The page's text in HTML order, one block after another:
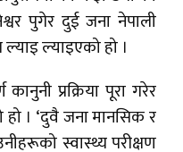
पुगेर दुई जना नेपाली
ल्याइ ल्याइएको हो ।
प्रक्रिया पूरा गरेर
हो । ‘दुवै जना मानसिक र
स्वास्थ्य परीक्षण